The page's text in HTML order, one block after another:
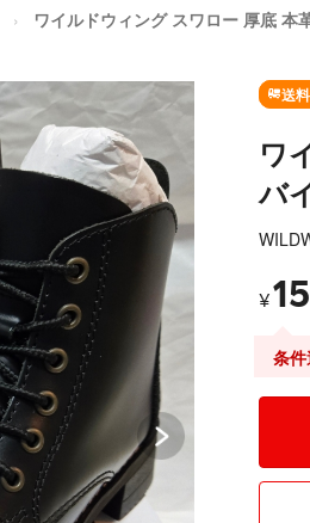
ワイルドウィング スワロー 厚底 本
送
ワ
バ
¥
条